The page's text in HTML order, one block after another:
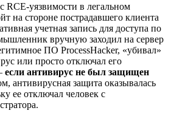
RCE-уязвимости в легальном
на стороне пострадавшего клиента
учетная запись для доступа по
вручную заходил на сервер
ПО ProcessHacker, «убивал»
или просто отключал его
если антивирус не был защищен
антивирусная защита оказывалась
ее отключал человек с